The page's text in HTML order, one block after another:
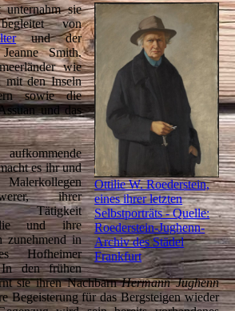
Ottilie W. Roederstein,
eines ihrer letzten
Selbstporträts - Quelle:
Roederstein-Jughenn-
Archiv des Städel
Frankfurt
unternahm sie
von
und der
Smith.
wie
mit den Inseln
sowie die
und das
es ihr und
ihrer
Tätigkeit
und ihre
zunehmend in
Hofheimer
den frühen
sie ihren NachbarnHermann Jughenn
Begeisterung für das Bergsteigen wieder